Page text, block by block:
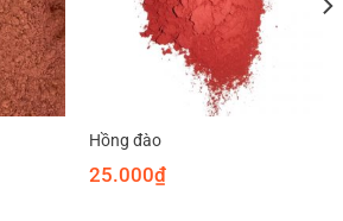
Hồng đào
25.000₫